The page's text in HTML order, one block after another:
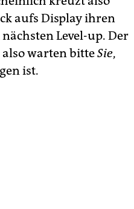
aufs Display ihren
Level-up. Der
warten bitteSie,
ist.